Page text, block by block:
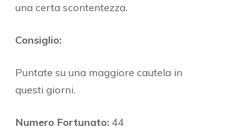
una certa scontentezza.
Consiglio:
Puntate su una maggiore cautela in
questi giorni.
Numero Fortunato: 44